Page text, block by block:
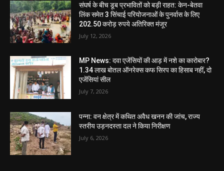
संघर्ष के बीच डूब प्रभावितों को बड़ी राहत: केन-बेतवा
लिंक समेत 3 सिंचाई परियोजनाओं के पुनर्वास के लिए
202.50 करोड़ रुपये अतिरिक्त मंजूर
July 12, 2026
MP News: दवा एजेंसियों की आड़ में नशे का कारोबार?
1.34 लाख बोतल ऑनरेक्स कफ सिरप का हिसाब नहीं, दो
एजेंसियां सील
July 7, 2026
पन्ना: वन क्षेत्र में कथित अवैध खनन की जांच, राज्य
स्तरीय उड़नदस्ता दल ने किया निरीक्षण
July 6, 2026